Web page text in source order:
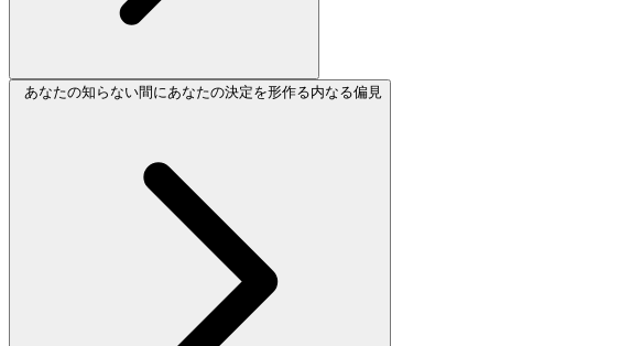
あなたの知らない間にあなたの決定を形作る内なる偏見